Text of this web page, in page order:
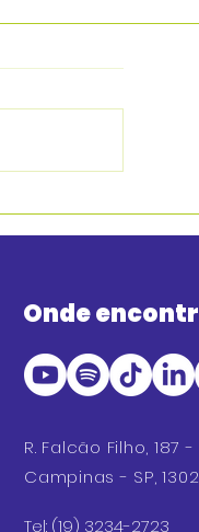
Onde
R. Falcão Filho, 187
Campinas - SP,
Tel: (19) 3234-2723